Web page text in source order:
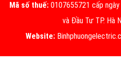
Mã số thuế:0107655721 cấp
và Đầu Tư TP. Hà
Website: